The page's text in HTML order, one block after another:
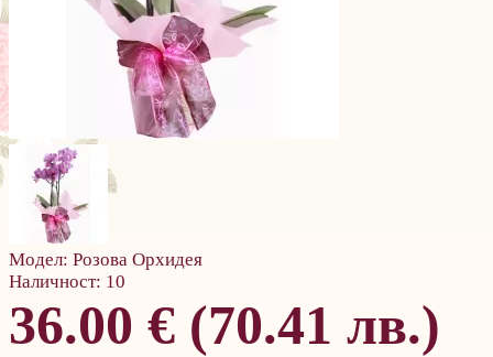
Модел: Розова Орхидея
Наличност: 10
36.00 € (70.41 лв.)